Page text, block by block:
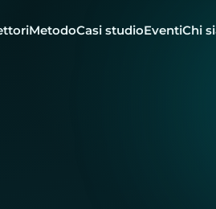
MetodoCasi studioEventiChi